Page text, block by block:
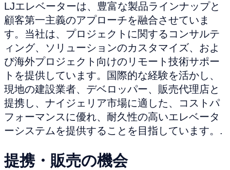
LJエレベーターは、豊富な製品ラインナップと
顧客第一主義のアプローチを融合させていま
す。当社は、プロジェクトに関するコンサルテ
ィング、ソリューションのカスタマイズ、およ
び海外プロジェクト向けのリモート技術サポー
トを提供しています。国際的な経験を活かし、
現地の建設業者、デベロッパー、販売代理店と
提携し、ナイジェリア市場に適した、コストパ
フォーマンスに優れ、耐久性の高いエレベータ
ーシステムを提供することを目指しています。.
提携・販売の機会